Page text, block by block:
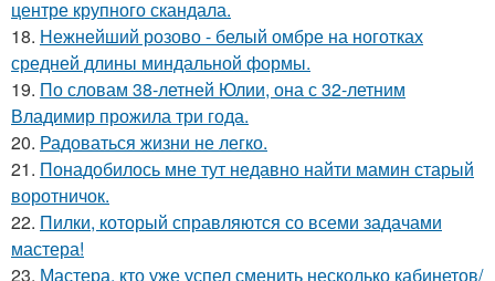
центре крупного скандала.
18. Нежнейший розово - белый омбре на ноготках
средней длины миндальной формы.
19. По словам 38-летней Юлии, она с 32-летним
Владимир прожила три года.
20. Радоваться жизни не легко.
21. Понадобилось мне тут недавно найти мамин старый
воротничок.
22. Пилки, который справляются со всеми задачами
мастера!
23. Мастера, кто уже успел сменить несколько кабинетов/